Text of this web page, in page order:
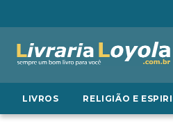
LIVROS RELIGIÃO E